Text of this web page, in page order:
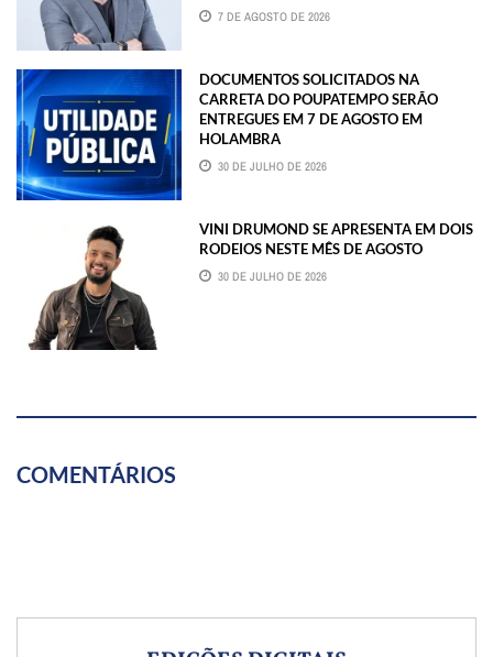
7 DE AGOSTO DE 2026
DOCUMENTOS SOLICITADOS NA
CARRETA DO POUPATEMPO SERÃO
ENTREGUES EM 7 DE AGOSTO EM
HOLAMBRA
30 DE JULHO DE 2026
VINI DRUMOND SE APRESENTA EM DOIS
RODEIOS NESTE MÊS DE AGOSTO
30 DE JULHO DE 2026
COMENTÁRIOS